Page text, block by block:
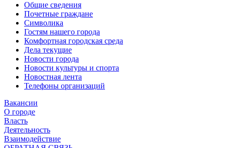
Общие сведения
Почетные граждане
Символика
Гостям нашего города
Комфортная городская среда
Дела текущие
Новости города
Новости культуры и спорта
Новостная лента
Телефоны организаций
Вакансии
О городе
Власть
Деятельность
Взаимодействие